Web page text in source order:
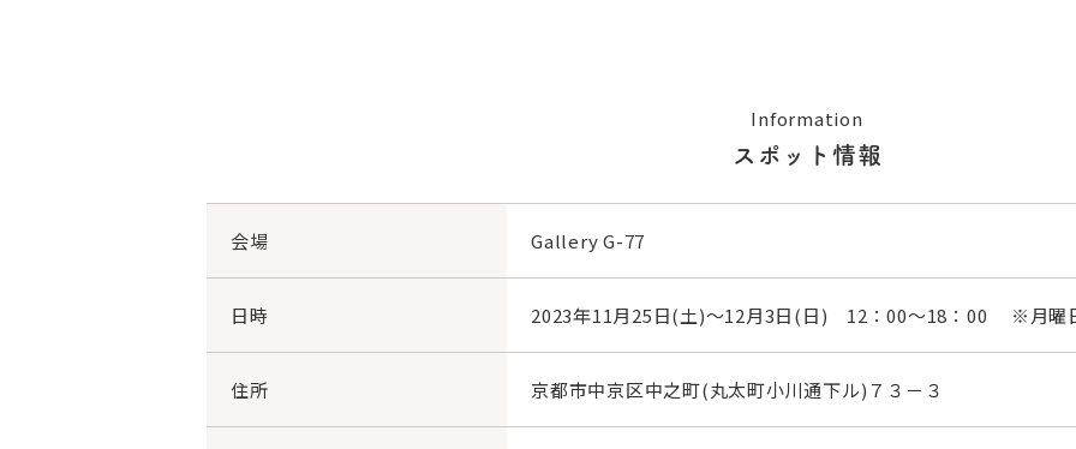
Information
スポット情報
会場 Gallery G-77
日時 2023年11月25日(土)～12月3日(日) 12：00～18：00 ※月曜
住所 京都市中京区中之町(丸太町小川通下ル)７３－３